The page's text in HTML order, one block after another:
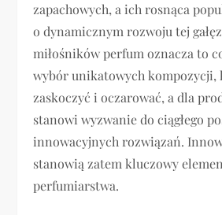
zapachowych, a ich rosnąca
o dynamicznym rozwoju tej
miłośników perfum oznacza to
wybór unikatowych kompozycji,
zaskoczyć i oczarować, a dla
stanowi wyzwanie do ciągłego
innowacyjnych rozwiązań.
stanowią zatem kluczowy
perfumiarstwa.